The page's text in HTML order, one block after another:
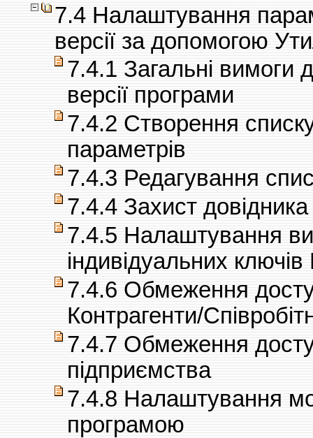
7.4 Налаштування
версії за допомогою
7.4.1 Загальні вимоги
версії програми
7.4.2 Створення
параметрів
7.4.3 Редагування
7.4.4 Захист
7.4.5 Налаштування
індивідуальних
7.4.6 Обмеження
Контрагенти/
7.4.7 Обмеження
підприємства
7.4.8 Налаштування
програмою